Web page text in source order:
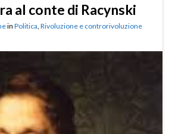
al conte di Racynski
in Politica Rivoluzione e controrivoluzione